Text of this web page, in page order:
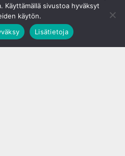
Käyttämällä sivustoa hyväksyt
käytön.
Lisätietoja